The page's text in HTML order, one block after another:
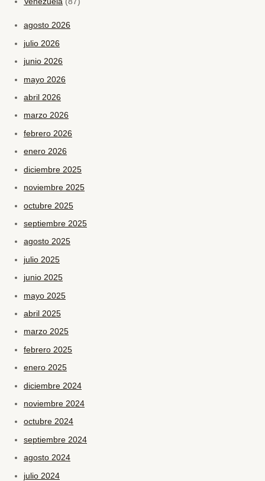
agosto 2026
julio 2026
junio 2026
mayo 2026
abril 2026
marzo 2026
febrero 2026
enero 2026
diciembre 2025
noviembre 2025
octubre 2025
septiembre 2025
agosto 2025
julio 2025
junio 2025
mayo 2025
abril 2025
marzo 2025
febrero 2025
enero 2025
diciembre 2024
noviembre 2024
octubre 2024
septiembre 2024
agosto 2024
julio 2024